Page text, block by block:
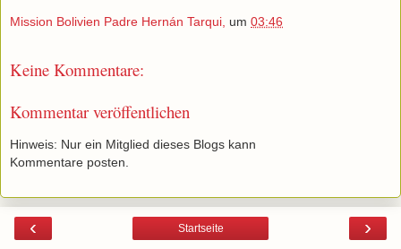
Mission Bolivien Padre Hernán Tarqui, um 03:46
Keine Kommentare:
Kommentar veröffentlichen
Hinweis: Nur ein Mitglied dieses Blogs kann
Kommentare posten.
‹ ›
Startseite